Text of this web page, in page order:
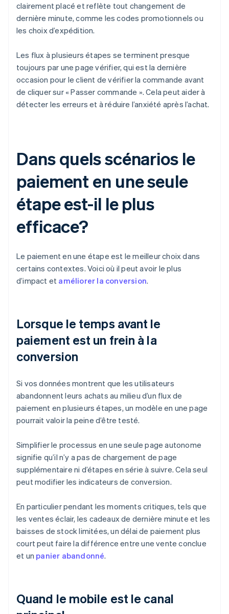
clairement placé et reflète tout changement de
dernière minute, comme les codes promotionnels ou
les choix d’expédition.
Les flux à plusieurs étapes se terminent presque
toujours par une page vérifier, qui est la dernière
occasion pour le client de vérifier la commande avant
de cliquer sur « Passer commande ». Cela peut aider à
détecter les erreurs et à réduire l’anxiété après l’achat.
Dans quels scénarios le
paiement en une seule
étape est-il le plus
efficace?
Le paiement en une étape est le meilleur choix dans
certains contextes. Voici où il peut avoir le plus
d’impact et améliorer la conversion.
Lorsque le temps avant le
paiement est un frein à la
conversion
Si vos données montrent que les utilisateurs
abandonnent leurs achats au milieu d’un flux de
paiement en plusieurs étapes, un modèle en une page
pourrait valoir la peine d’être testé.
Simplifier le processus en une seule page autonome
signifie qu’il n’y a pas de chargement de page
supplémentaire ni d’étapes en série à suivre. Cela seul
peut modifier les indicateurs de conversion.
En particulier pendant les moments critiques, tels que
les ventes éclair, les cadeaux de dernière minute et les
baisses de stock limitées, un délai de paiement plus
court peut faire la différence entre une vente conclue
et un panier abandonné.
Quand le mobile est le canal